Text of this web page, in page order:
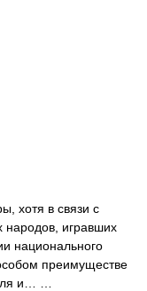
хотя в связи с
народов, игравших
национального
преимуществе
и… …